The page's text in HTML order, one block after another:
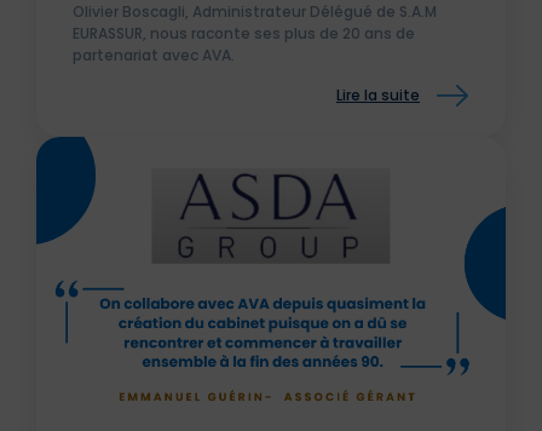
Olivier Boscagli, Administrateur Délégué de S.A.M
EURASSUR, nous raconte ses plus de 20 ans de
partenariat avec AVA.
Lire la suite